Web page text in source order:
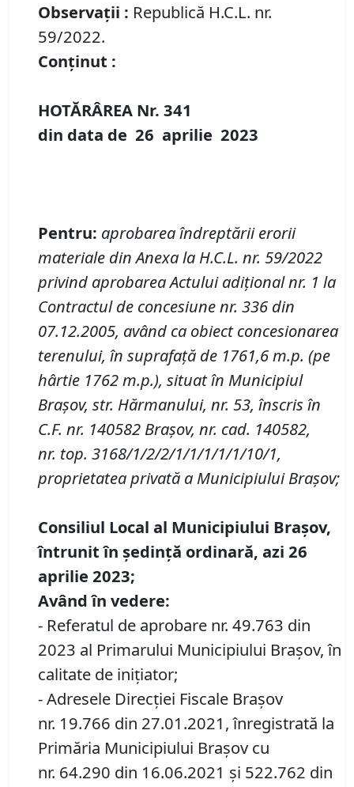
Observații : Republică H.C.L. nr.
59/2022.
Conținut :
HOTĂRÂREA Nr. 341
din data de 26 aprilie 2023
Pentru: aprobarea îndreptării erorii
materiale din Anexa la H.C.L. nr. 59/2022
privind aprobarea Actului adiţional nr. 1 la
Contractul de concesiune nr. 336 din
07.12.2005, având ca obiect concesionarea
terenului, în suprafață de 1761,6 m.p. (pe
hârtie 1762 m.p.), situat în Municipiul
Brașov, str. Hărmanului, nr. 53, înscris în
C.F. nr. 140582 Brașov, nr. cad. 140582,
nr. top. 3168/1/2/2/1/1/1/1/1/10/1,
proprietatea privată a Municipiului Brașov;
Consiliul Local al Municipiului Brașov,
întrunit în ședință ordinară, azi 26
aprilie 2023;
Având în vedere:
- Referatul de aprobare nr. 49.763 din
2023 al Primarului Municipiului Brașov, în
calitate de inițiator;
- Adresele Direcției Fiscale Brașov
nr. 19.766 din 27.01.2021, înregistrată la
Primăria Municipiului Brașov cu
nr. 64.290 din 16.06.2021 și 522.762 din